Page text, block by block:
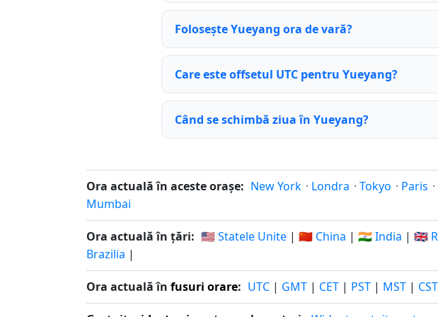
Folosește Yueyang ora de vară?
Care este offsetul UTC pentru Yueyang?
Când se schimbă ziua în Yueyang?
Ora actuală în aceste orașe: New York · Londra · Tokyo · Paris ·
Mumbai
Ora actuală în țări: 🇺🇸 Statele Unite | 🇨🇳 China | 🇮🇳 India | 🇬🇧
Brazilia |
Ora actuală în fusuri orare: UTC | GMT | CET | PST | MST | CST